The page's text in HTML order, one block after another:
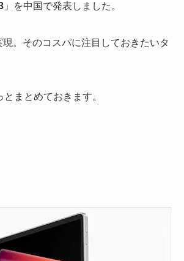
」を中国で発表しました。
。そのコスパに注目しておきたいタ
まとめておきます。